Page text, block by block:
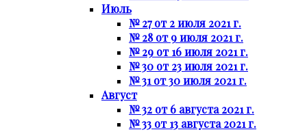
Июль
№ 27 от 2 июля 2021 г.
№ 28 от 9 июля 2021 г.
№ 29 от 16 июля 2021 г.
№ 30 от 23 июля 2021 г.
№ 31 от 30 июля 2021 г.
Август
№ 32 от 6 августа 2021 г.
№ 33 от 13 августа 2021 г.